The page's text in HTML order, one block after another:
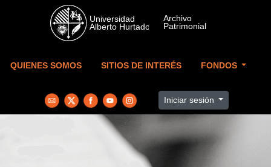
Skip to main content
QUIENES SOMOS SITIOS DE INTERÉS FONDOS
Iniciar sesión